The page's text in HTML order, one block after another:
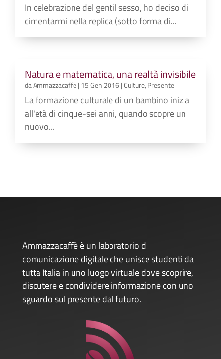
In celebrazione del gentil sesso, ho deciso di
cimentarmi nella replica (sotto forma di...
Natura e matematica, una realtà invisibile
daAmmazzacaffe| 15 Gen 2016|Culture, Presente
La formazione culturale di un bambino inizia
all'età di cinque-sei anni, quando scopre un
nuovo...
Ammazzacaffè è un laboratorio di
comunicazione digitale che unisce studenti da
tutta Italia in uno luogo virtuale dove scoprire,
discutere e condividere informazione con uno
sguardo sul presente dal futuro.